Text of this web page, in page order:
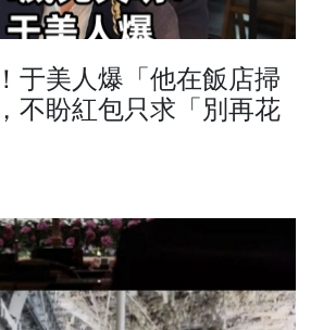
于美人爆「他在飯店掃
不盼紅包只求「別再花